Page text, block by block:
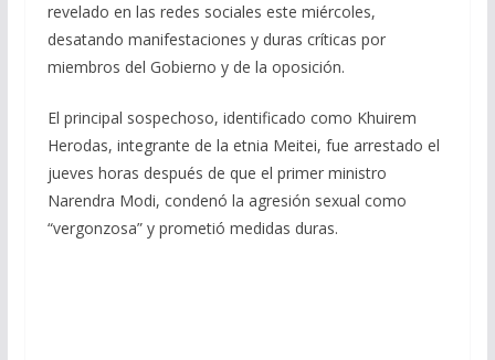
revelado en las redes sociales este miércoles,
desatando manifestaciones y duras críticas por
miembros del Gobierno y de la oposición.
El principal sospechoso, identificado como Khuirem
Herodas, integrante de la etnia Meitei, fue arrestado el
jueves horas después de que el primer ministro
Narendra Modi, condenó la agresión sexual como
“vergonzosa” y prometió medidas duras.